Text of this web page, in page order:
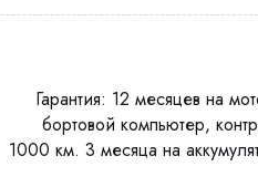
Гарантия: 12 месяцев на мотор-колесо,
бортовой компьютер,
1000 км. 3 месяца на